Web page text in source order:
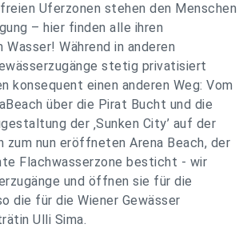
freien Uferzonen stehen den Menschen
– hier finden alle ihren
Während in anderen
stetig privatisiert
konsequent einen anderen Weg: Vom
über die Pirat Bucht und die
der ‚Sunken City’ auf der
zum nun eröffneten Arena Beach, der
Flachwasserzone besticht - wir
und öffnen sie für die
die für die Wiener Gewässer
Ulli Sima.